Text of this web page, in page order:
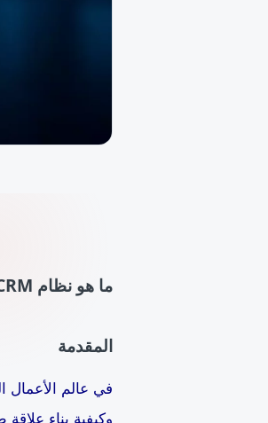
ما هو نظام
المقدمة
في عالم الأعمال
وكيفية بناء